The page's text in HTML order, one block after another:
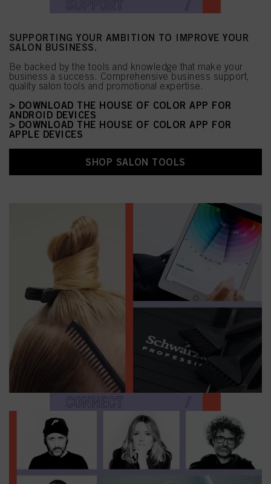
SUPPORTING YOUR AMBITION TO IMPROVE YOUR
SALON BUSINESS.
Be backed by the tools and knowledge that make your
business a success. Comprehensive business support,
quality salon tools and promotional expertise.
> DOWNLOAD THE HOUSE OF COLOR APP FOR
ANDROID DEVICES
> DOWNLOAD THE HOUSE OF COLOR APP FOR
APPLE DEVICES
SHOP SALON TOOLS